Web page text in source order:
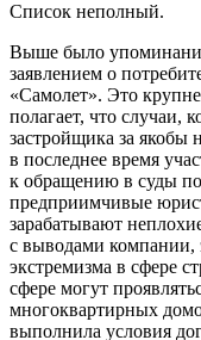
Список неполный.
Выше было
заявлением о
«Самолет». Это
полагает, что случаи,
застройщика за якобы
в последнее время
к обращению в суды
предприимчивые
зарабатывают
с выводами компании,
экстремизма в сфере
сфере могут
многоквартирных
выполнила условия